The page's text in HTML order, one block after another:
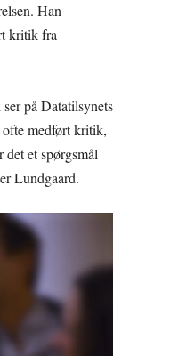
Han
kritik fra
på Datatilsynets
ofte medført kritik,
et spørgsmål
Lundgaard.